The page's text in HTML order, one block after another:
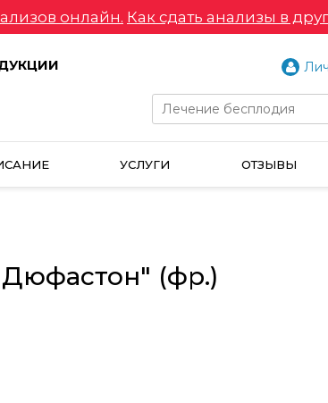
онлайн. Как сдать анализы в
УСЛУГИ ОТЗЫВЫ
(фр.)